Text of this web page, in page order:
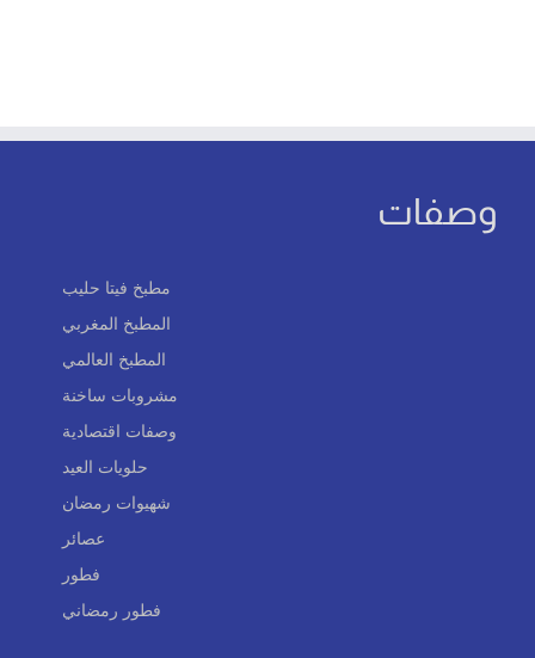
وصفات
مطبخ فيتا حليب
المطبخ المغربي
المطبخ العالمي
مشروبات ساخنة
وصفات اقتصادية
حلويات العيد
شهيوات رمضان
عصائر
فطور
فطور رمضاني